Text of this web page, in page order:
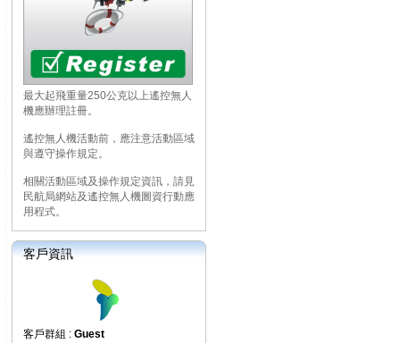
最大起飛重量250公克以上遙控無人
機應辦理註冊。
遙控無人機活動前，應注意活動區域
與遵守操作規定。
相關活動區域及操作規定資訊，請見
民航局網站及遙控無人機圖資行動應
用程式。
客戶資訊
客戶群組 : Guest